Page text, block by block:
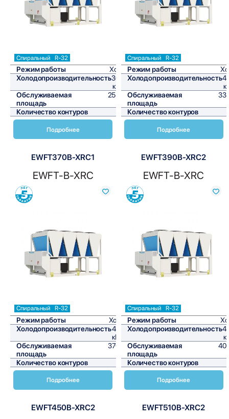
Спиральный R-32
Режим работы
Холод
Холодопроизводительность306,4
кВт/ч
Обслуживаемая
площадь
2553,3
м²
Количество контуров
1
Подробнее
Спиральный R-32
Режим работы
Холодопроизводительность
Обслуживаемая
площадь
Количество контуров
Подробнее
EWFT370B-XRC1
EWFT-B-XRC
Сравнить
Спиральный R-32
Режим работы
Холод
Холодопроизводительность451,4
кВт/ч
Обслуживаемая
площадь
3761,7
м²
Количество контуров
1
Подробнее
EWFT390B-XRC2
EWFT-B-XRC
Сравнить
Спиральный R-32
Режим работы
Холодопроизводительность
Обслуживаемая
площадь
Количество контуров
Подробнее
EWFT450B-XRC2 EWFT510B-XRC2